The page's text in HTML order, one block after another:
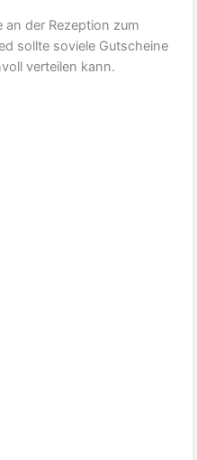
an der Rezeption zum
sollte soviele Gutscheine
verteilen kann.